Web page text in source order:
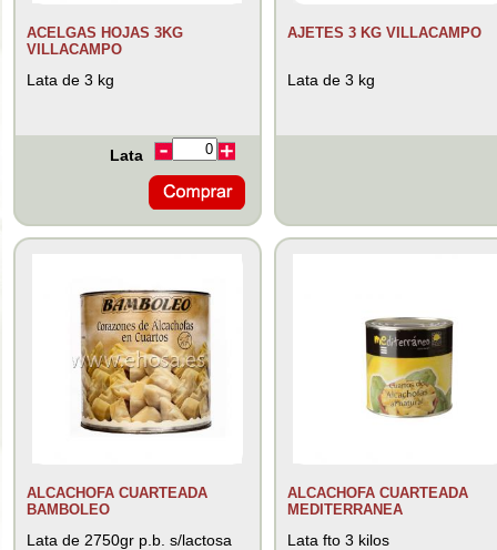
ACELGAS HOJAS 3KG
VILLACAMPO
Lata de 3 kg
Lata
AJETES 3 KG VILLACAMPO
Lata de 3 kg
ALCACHOFA CUARTEADA
BAMBOLEO
Lata de 2750gr p.b. s/lactosa
ALCACHOFA CUARTEADA
MEDITERRANEA
Lata fto 3 kilos